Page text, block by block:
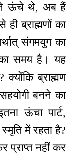
ऊंचे थे, अब हैं
ब्राह्मणों का
संगमयुग का
का समय है। यह
क्योंकि ब्राह्मण
बनने का
ऊंचा पार्ट,
में रहता है?
प्राप्त नहीं कर